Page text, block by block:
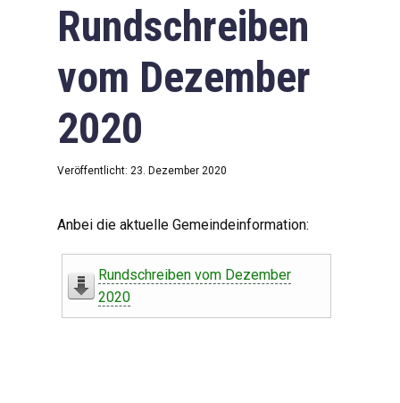
Rundschreiben
vom Dezember
2020
Veröffentlicht: 23. Dezember 2020
Anbei die aktuelle Gemeindeinformation:
Rundschreiben vom Dezember
2020